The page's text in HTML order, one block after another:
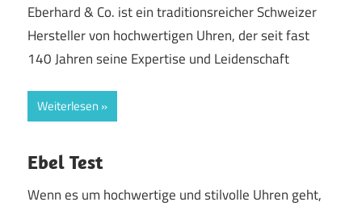
Eberhard & Co. ist ein traditionsreicher Schweizer
Hersteller von hochwertigen Uhren, der seit fast
140 Jahren seine Expertise und Leidenschaft
Weiterlesen
Ebel Test
Wenn es um hochwertige und stilvolle Uhren geht,